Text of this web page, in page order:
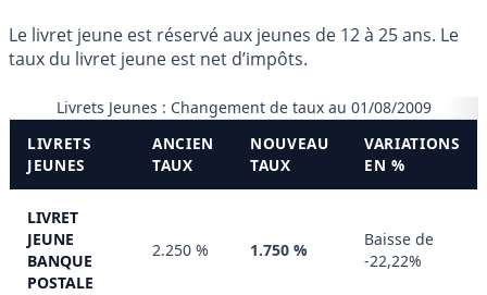
Le livret jeune est réservé aux jeunes de 12 à 25 ans. Le
taux du livret jeune est net d’impôts.
Livrets Jeunes : Changement de taux au 01/08/2009
LIVRETS
JEUNES
ANCIEN
TAUX
NOUVEAU
TAUX
VARIATIONS
EN %
LIVRET
JEUNE
BANQUE
POSTALE
2.250 % 1.750 %
Baisse de
-22,22%